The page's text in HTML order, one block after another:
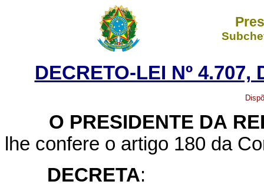
DECRETO-LEI Nº 4.707,
O PRESIDENTE DA
lhe confere o artigo 180 da
DECRETA: